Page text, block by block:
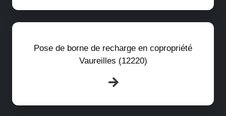
Pose de borne de recharge en copropriété
Vaureilles (12220)